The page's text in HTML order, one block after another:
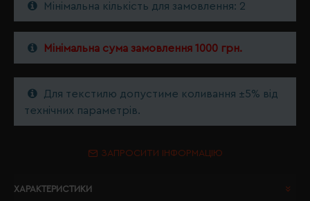
Мінімальна кількість для замовлення: 2
Мінімальна сума замовлення 1000 грн.
Для текстилю допустиме коливання ±5% від
технічних параметрів.
ЗАПРОСИТИ ІНФОРМАЦІЮ
ХАРАКТЕРИСТИКИ